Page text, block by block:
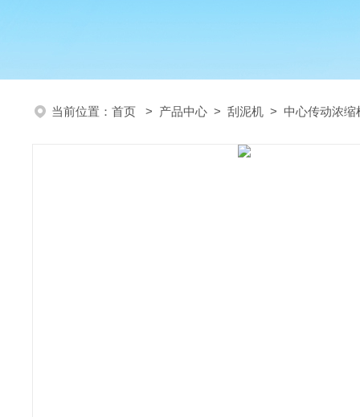
当前位置： 首页 > 产品中心 > 刮泥机 > 中心传动浓缩